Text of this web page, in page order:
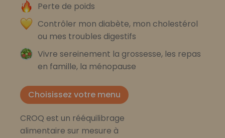
Perte de poids
Contrôler mon diabète, mon cholestérol
ou mes troubles digestifs
Vivre sereinement la grossesse, les repas
en famille, la ménopause
Choisissez votre menu
CROQ est un rééquilibrage
alimentaire sur mesure à